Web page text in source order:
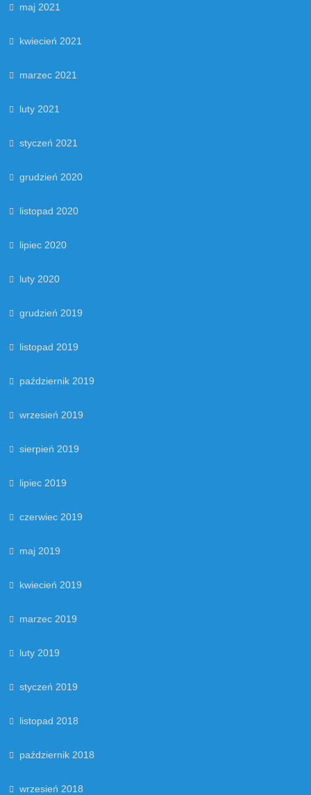
maj 2021
kwiecień 2021
marzec 2021
luty 2021
styczeń 2021
grudzień 2020
listopad 2020
lipiec 2020
luty 2020
grudzień 2019
listopad 2019
październik 2019
wrzesień 2019
sierpień 2019
lipiec 2019
czerwiec 2019
maj 2019
kwiecień 2019
marzec 2019
luty 2019
styczeń 2019
listopad 2018
październik 2018
wrzesień 2018